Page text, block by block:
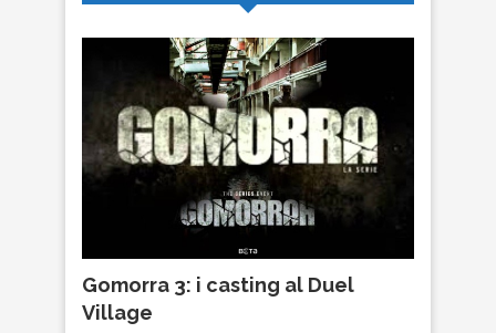
Gomorra 3: i casting al Duel
Village